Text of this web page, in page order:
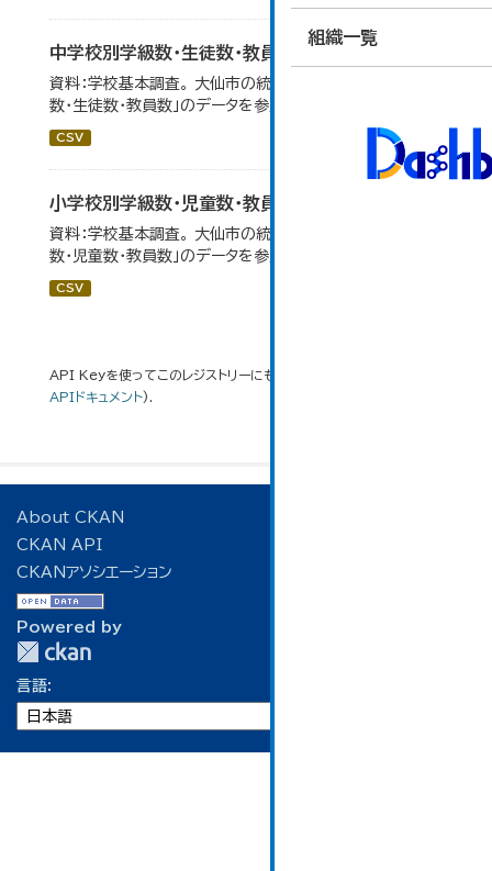
組織一覧
中学校別学級数・生徒数・教員数
資料：学校基本調査。 大仙市の統計「14-6 中学校別学級
数・生徒数・教員数」のデータを参照しています。
CSV
小学校別学級数・児童数・教員数
資料：学校基本調査。 大仙市の統計「14-4 小学校別学級
数・児童数・教員数」のデータを参照しています。
CSV
API Keyを使ってこのレジストリーにもアクセス可能です
APIドキュメント).
About CKAN
CKAN API
CKANアソシエーション
Powered by
言語